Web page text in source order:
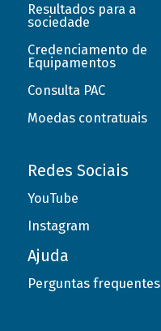
Resultados para a
sociedade
Credenciamento de
Equipamentos
Consulta PAC
Moedas contratuais
Redes Sociais
YouTube
Instagram
Ajuda
Perguntas frequentes